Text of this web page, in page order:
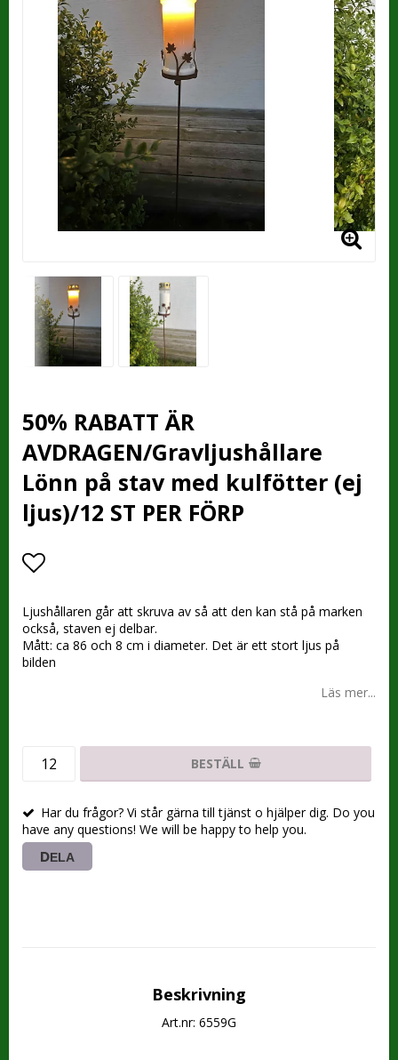
50% RABATT ÄR
AVDRAGEN/Gravljushållare
Lönn på stav med kulfötter (ej
ljus)/12 ST PER FÖRP
Lägg till i favoritlistan
Ljushållaren går att skruva av så att den kan stå på marken
också, staven ej delbar.
Mått: ca 86 och 8 cm i diameter. Det är ett stort ljus på
bilden
Läs mer...
BESTÄLL
Har du frågor? Vi står gärna till tjänst o hjälper dig. Do you
have any questions! We will be happy to help you.
DELA
Beskrivning
Art.nr: 6559G